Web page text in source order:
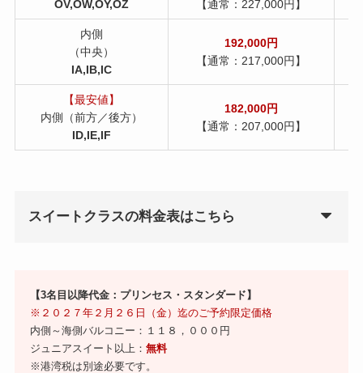
OV,OW,OY,OZ 【通常：227,000円】
内側
（中央）
IA,IB,IC
192,000円
【通常：217,000円】
【最安値】
内側（前方／後方）
ID,IE,IF
182,000円
【通常：207,000円】
スイートクラスの料金表はこちら
【3名目以降代金：プリンセス・スタンダード】
※２０２７年２月２６日（金）迄のご予約限定価格
内側～海側バルコニー：１１８，０００円
ジュニアスイート以上：無料
※港湾税は別途必要です。